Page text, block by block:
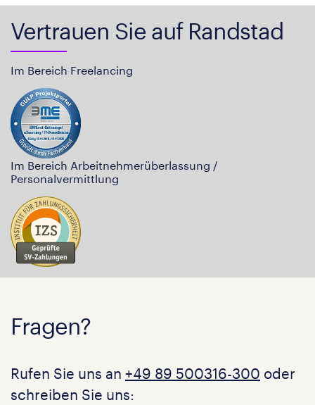
Vertrauen Sie auf Randstad
Im Bereich Freelancing
Im Bereich Arbeitnehmerüberlassung /
Personalvermittlung
Fragen?
Rufen Sie uns an +49 89 500316-300 oder
schreiben Sie uns: